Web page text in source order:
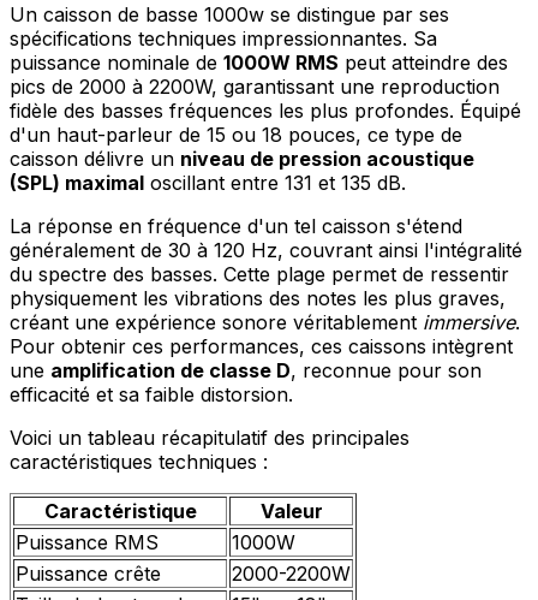
Un caisson de basse 1000w se distingue par ses
spécifications techniques impressionnantes. Sa
puissance nominale de 1000W RMS peut atteindre des
pics de 2000 à 2200W, garantissant une reproduction
fidèle des basses fréquences les plus profondes. Équipé
d'un haut-parleur de 15 ou 18 pouces, ce type de
caisson délivre un niveau de pression acoustique
(SPL) maximal oscillant entre 131 et 135 dB.
La réponse en fréquence d'un tel caisson s'étend
généralement de 30 à 120 Hz, couvrant ainsi l'intégralité
du spectre des basses. Cette plage permet de ressentir
physiquement les vibrations des notes les plus graves,
créant une expérience sonore véritablement immersive.
Pour obtenir ces performances, ces caissons intègrent
une amplification de classe D, reconnue pour son
efficacité et sa faible distorsion.
Voici un tableau récapitulatif des principales
caractéristiques techniques :
Caractéristique
Valeur
Puissance RMS
1000W
Puissance crête
2000-2200W